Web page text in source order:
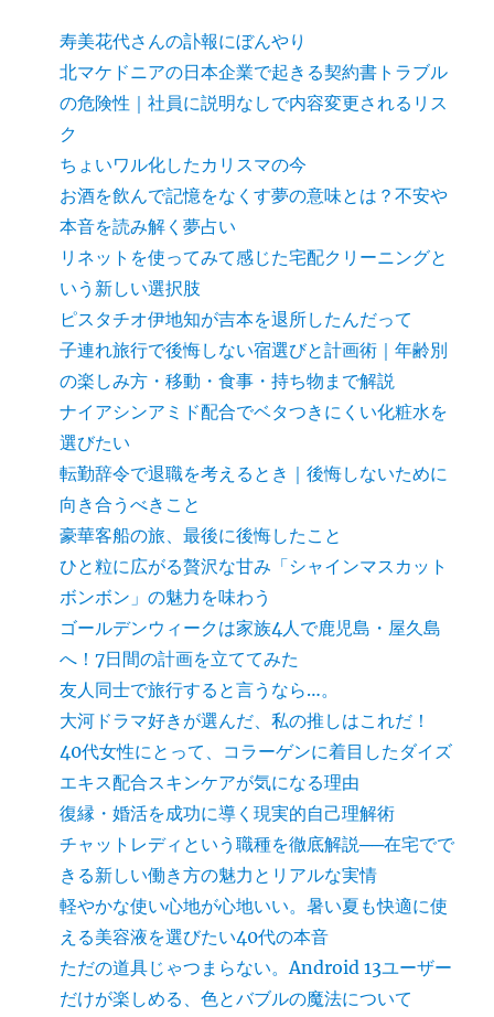
寿美花代さんの訃報にぼんやり
北マケドニアの日本企業で起きる契約書トラブル
の危険性｜社員に説明なしで内容変更されるリス
ク
ちょいワル化したカリスマの今
お酒を飲んで記憶をなくす夢の意味とは？不安や
本音を読み解く夢占い
リネットを使ってみて感じた宅配クリーニングと
いう新しい選択肢
ピスタチオ伊地知が吉本を退所したんだって
子連れ旅行で後悔しない宿選びと計画術｜年齢別
の楽しみ方・移動・食事・持ち物まで解説
ナイアシンアミド配合でベタつきにくい化粧水を
選びたい
転勤辞令で退職を考えるとき｜後悔しないために
向き合うべきこと
豪華客船の旅、最後に後悔したこと
ひと粒に広がる贅沢な甘み「シャインマスカット
ボンボン」の魅力を味わう
ゴールデンウィークは家族4人で鹿児島・屋久島
へ！7日間の計画を立ててみた
友人同士で旅行すると言うなら…。
大河ドラマ好きが選んだ、私の推しはこれだ！
40代女性にとって、コラーゲンに着目したダイズ
エキス配合スキンケアが気になる理由
復縁・婚活を成功に導く現実的自己理解術
チャットレディという職種を徹底解説──在宅でで
きる新しい働き方の魅力とリアルな実情
軽やかな使い心地が心地いい。暑い夏も快適に使
える美容液を選びたい40代の本音
ただの道具じゃつまらない。Android 13ユーザー
だけが楽しめる、色とバブルの魔法について